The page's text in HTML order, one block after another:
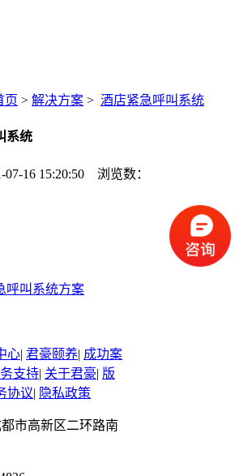
页 > 解决方案 > 酒店紧急呼叫系统
系统
07-16 15:20:50 浏览数：
呼叫系统方案
心| 君豪颐养| 成功案
支持| 关于君豪| 版
协议| 隐私政策
市高新区二环路南